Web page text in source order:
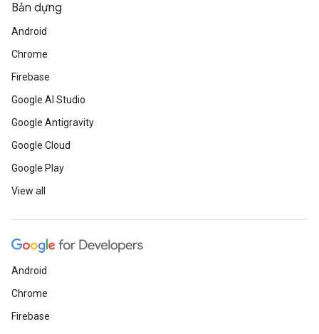
Bản dựng
Android
Chrome
Firebase
Google AI Studio
Google Antigravity
Google Cloud
Google Play
View all
Android
Chrome
Firebase